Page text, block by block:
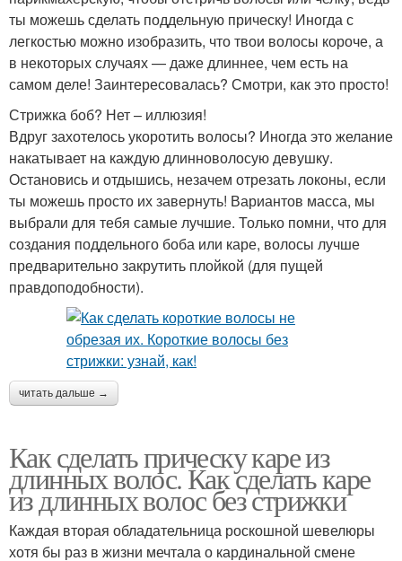
ты можешь сделать поддельную прическу! Иногда с
легкостью можно изобразить, что твои волосы короче, а
в некоторых случаях — даже длиннее, чем есть на
самом деле! Заинтересовалась? Смотри, как это просто!
Стрижка боб? Нет – иллюзия!
Вдруг захотелось укоротить волосы? Иногда это желание
накатывает на каждую длинноволосую девушку.
Остановись и отдышись, незачем отрезать локоны, если
ты можешь просто их завернуть! Вариантов масса, мы
выбрали для тебя самые лучшие. Только помни, что для
создания поддельного боба или каре, волосы лучше
предварительно закрутить плойкой (для пущей
правдоподобности).
читать дальше →
Как сделать прическу каре из
длинных волос. Как сделать каре
из длинных волос без стрижки
Каждая вторая обладательница роскошной шевелюры
хотя бы раз в жизни мечтала о кардинальной смене